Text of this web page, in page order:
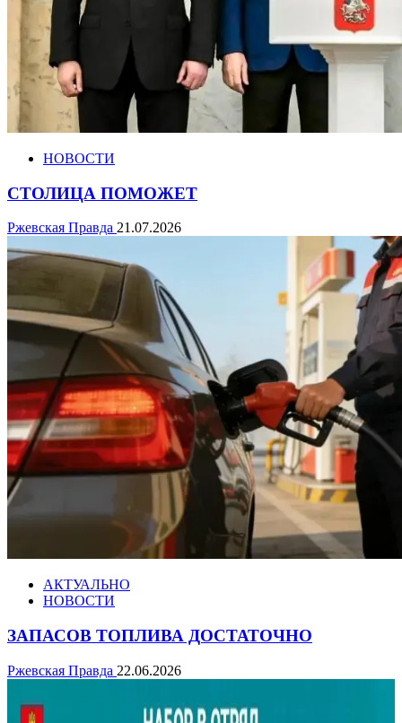
НОВОСТИ
СТОЛИЦА ПОМОЖЕТ
Ржевская Правда 21.07.2026
АКТУАЛЬНО
НОВОСТИ
ЗАПАСОВ ТОПЛИВА ДОСТАТОЧНО
Ржевская Правда 22.06.2026